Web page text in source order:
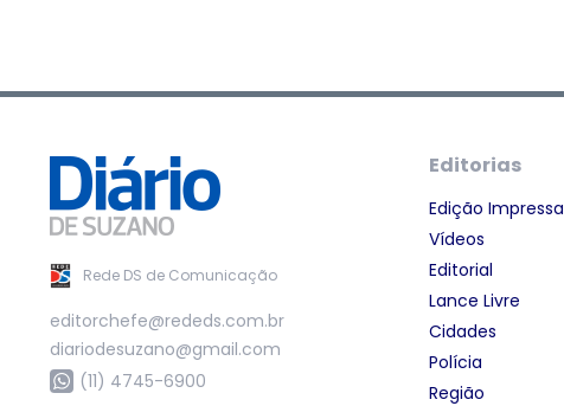
Rede DS de Comunicação
editorchefe@rededs.com.br
diariodesuzano@gmail.com
(11) 4745-6900
Editorias
Edição Impressa
Vídeos
Editorial
Lance Livre
Cidades
Polícia
Região